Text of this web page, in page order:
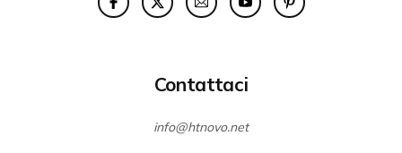
Contattaci
info@htnovo.net